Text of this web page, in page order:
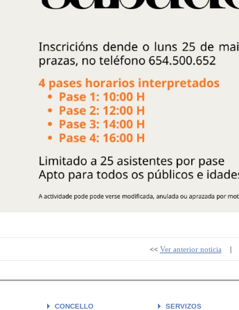
<< Ver anterior noticia |
CONCELLO SERVIZOS